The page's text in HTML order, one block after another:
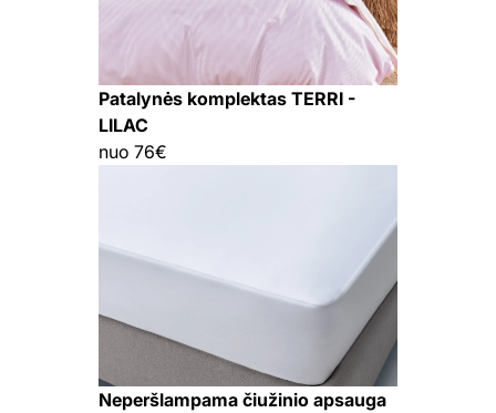
Patalynės komplektas TERRI -
LILAC
nuo 76€
Neperšlampama čiužinio apsauga